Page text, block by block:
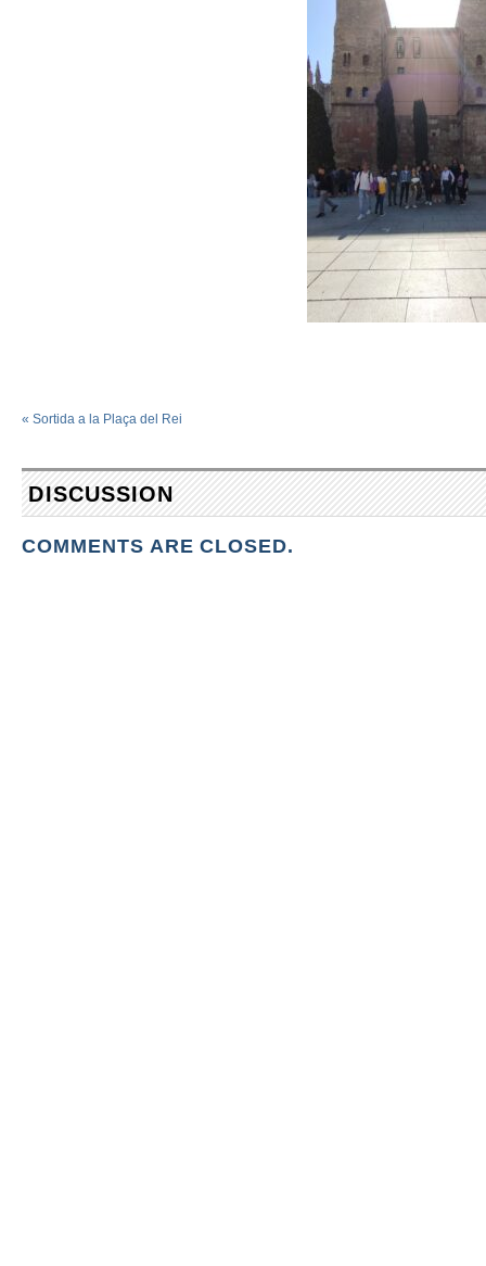
« Sortida a la Plaça del Rei
DISCUSSION
COMMENTS ARE CLOSED.